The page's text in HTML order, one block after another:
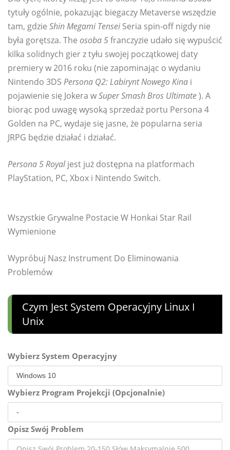
tytuły ogólnie, pokazując biegaczy Metaverse wszędzie
tam, gdzie Shin Megami Tensei Seria spin-off nigdy nie
była gorętsza. The osoba 5franczyzie udało się wypuścić
kilka solidnych gier z tyłu swojej początkowej daty
premiery w 2016 roku (nie zapominając o wydaniu
Nintendo 3DS Persona Q2: Labirynt Nowego Kina i
pojawienie się Jokera wSuper Smash Bros Ultimate). A
biorąc pod uwagę wysoką sprzedaż portu Persona 4
Golden na PC, wydaje się jasne, że popularna seria
JRPG będzie działać i działać.
Persona 5 Royaljest już dostępna na platformach
PlayStation, PC, Xbox i Nintendo Switch.
Wszystkie Grywalne Postacie W Honkai Star Rail
Wymienione
Wypróbuj Nasz Instrument Do Eliminowania
Problemów
Czym Jest System Operacyjny Linux I
Unix
Wybierz System Operacyjny
Wybierz Program Projekcji (Opcjonalnie)
Opisz Swój Problem